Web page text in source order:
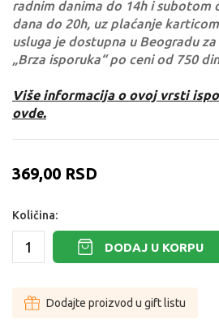
radnim danima do 14h i subotom
dana do 20h, uz plaćanje
usluga je dostupna u Beogradu
„Brza isporuka“ po ceni od 750
Više informacija o ovoj vrsti
ovde.
369,00 RSD
Količina:
DODAJ U KORPU
Dodajte proizvod u gift listu